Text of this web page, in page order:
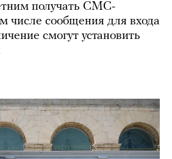
получать СМС-
числе сообщения для входа
смогут установить